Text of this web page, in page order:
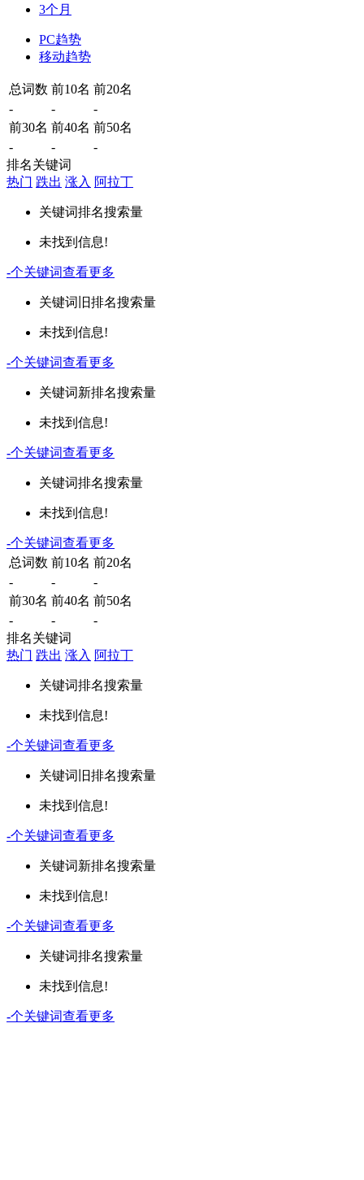
3个月
PC趋势
移动趋势
总词数 前10名 前20名
-
-
-
前30名 前40名 前50名
-
-
-
排名关键词
热门 跌出 涨入 阿拉丁
关键词排名搜索量
未找到信息!
-个关键词查看更多
关键词 旧排名搜索量
未找到信息!
-个关键词查看更多
关键词新排名搜索量
未找到信息!
-个关键词查看更多
关键词排名搜索量
未找到信息!
-个关键词查看更多
总词数 前10名 前20名
-
-
-
前30名 前40名 前50名
-
-
-
排名关键词
热门 跌出 涨入 阿拉丁
关键词排名搜索量
未找到信息!
-个关键词查看更多
关键词 旧排名搜索量
未找到信息!
-个关键词查看更多
关键词新排名搜索量
未找到信息!
-个关键词查看更多
关键词排名搜索量
未找到信息!
-个关键词查看更多